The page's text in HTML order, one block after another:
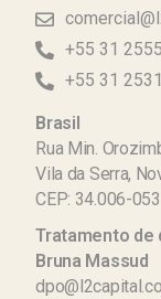
+55 31
+55 31
Brasil
Rua Min.
Vila da Serra,
CEP: 34.006-053
Tratamento de
Bruna Massud